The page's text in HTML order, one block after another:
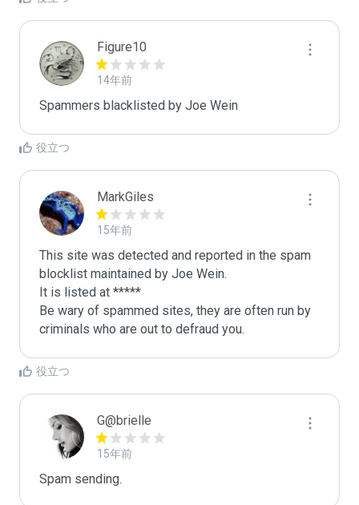
Figure10
14年前
Spammers blacklisted by Joe Wein
役立つ
MarkGiles
15年前
This site was detected and reported in the spam
blocklist maintained by Joe Wein.
It is listed at *****
Be wary of spammed sites, they are often run by
criminals who are out to defraud you.
役立つ
G@brielle
15年前
Spam sending.